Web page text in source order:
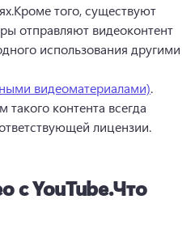
Кроме того, существуют
отправляют видеоконтент
использования другими
видеоматериалами)
контента всегда
лицензии.
с YouTube.Что